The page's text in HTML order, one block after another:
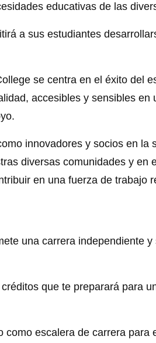
educativas de las
a sus estudiantes
se centra en el éxito del
accesibles y sensibles en
innovadores y socios en la
diversas comunidades y en
en una fuerza de trabajo
una carrera independiente
que te preparará para
como escalera de carrera para